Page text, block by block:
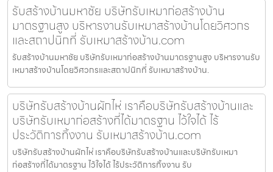
รับสร้างบ้านมหาชัย บริษัทรับเหมาก่อสร้างบ้าน
มาตรฐานสูง บริหารงานรับเหมาสร้างบ้านโดยวิศวกร
และสถาปนิกที่ รับเหมาสร้างบ้าน.com
รับสร้างบ้านมหาชัย บริษัทรับเหมาก่อสร้างบ้านมาตรฐานสูง บริหารงานรับ
เหมาสร้างบ้านโดยวิศวกรและสถาปนิกที่ รับเหมาสร้างบ้าน.
บริษัทรับสร้างบ้านผักไห่ เราคือบริษัทรับสร้างบ้านและ
บริษัทรับเหมาก่อสร้างที่ได้มาตรฐาน ไว้ใจได้ ไร้
ประวัติการทิ้งงาน รับเหมาสร้างบ้าน.com
บริษัทรับสร้างบ้านผักไห่ เราคือบริษัทรับสร้างบ้านและบริษัทรับเหมา
ก่อสร้างที่ได้มาตรฐาน ไว้ใจได้ ไร้ประวัติการทิ้งงาน รับ